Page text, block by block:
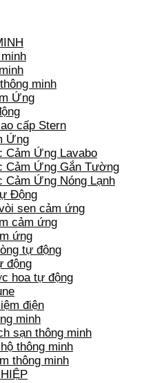
minh
Ứng
cấp Stern
Ứng
Cảm Ứng Lavabo
Cảm Ứng Gắn Tường
Cảm Ứng Nóng Lạnh
Động
sen cảm ứng
cảm ứng
ứng
tự động
động
hoa tự động
điện
minh
sạn thông minh
thông minh
thông minh